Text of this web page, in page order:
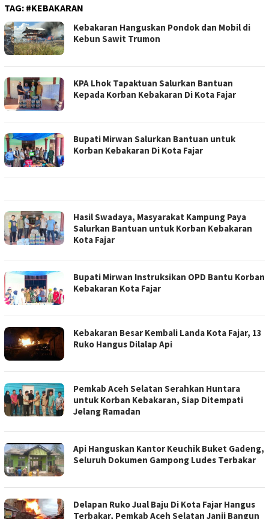
TAG: #KEBAKARAN
Kebakaran Hanguskan Pondok dan Mobil di
Kebun Sawit Trumon
KPA Lhok Tapaktuan Salurkan Bantuan
Kepada Korban Kebakaran Di Kota Fajar
Bupati Mirwan Salurkan Bantuan untuk
Korban Kebakaran Di Kota Fajar
Hasil Swadaya, Masyarakat Kampung Paya
Salurkan Bantuan untuk Korban Kebakaran
Kota Fajar
Bupati Mirwan Instruksikan OPD Bantu Korban
Kebakaran Kota Fajar
Kebakaran Besar Kembali Landa Kota Fajar, 13
Ruko Hangus Dilalap Api
Pemkab Aceh Selatan Serahkan Huntara
untuk Korban Kebakaran, Siap Ditempati
Jelang Ramadan
Api Hanguskan Kantor Keuchik Buket Gadeng,
Seluruh Dokumen Gampong Ludes Terbakar
Delapan Ruko Jual Baju Di Kota Fajar Hangus
Terbakar, Pemkab Aceh Selatan Janji Bangun